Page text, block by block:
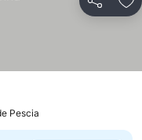
Partilhar
preços
Pescia